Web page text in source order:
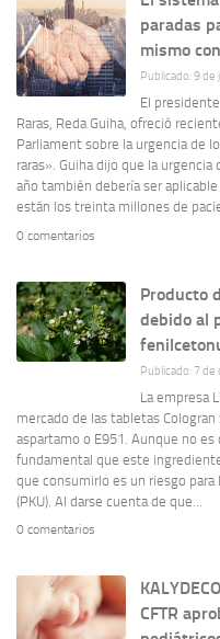
paradas
mismo
Publicado: 9 de
El
Raras, Reda Guiha, ofreció
Parliament sobre la urgencia de
raras». Guiha dijo que la
año también debería ser
están los treinta millones de
0 comentarios
Producto
debido al
Publicado: 7
La empresa
mercado de las tabletas
aspartamo o E951. Aunque no es
fundamental que este
que consumirlo es un riesgo
(PKU). Al darse cuenta de que...
0 comentarios
CFTR